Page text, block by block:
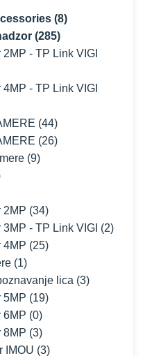
(8)
(285)
2MP - TP Link VIGI
4MP - TP Link VIGI
(44)
(26)
(9)
2MP (34)
3MP - TP Link VIGI (2)
4MP (25)
(1)
lica (3)
5MP (19)
6MP (0)
8MP (3)
IMOU (3)